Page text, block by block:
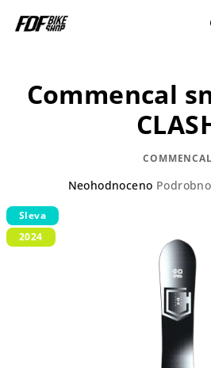
Commencal
COMMENCAL
Průměrné
Neohodnoceno
Sleva
2024